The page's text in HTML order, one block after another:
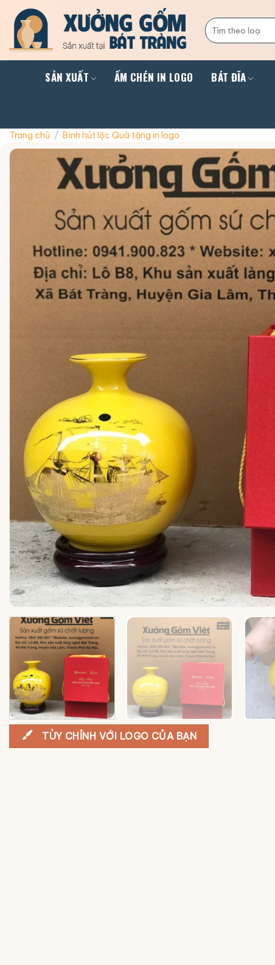
content
Tìm
kiếm:
SẢN XUẤT ẤM CHÉN IN LOGO BÁT ĐĨA
Trang chủ / Bình hút lộc Quà tặng in logo
TÙY CHỈNH VỚI LOGO CỦA BẠN